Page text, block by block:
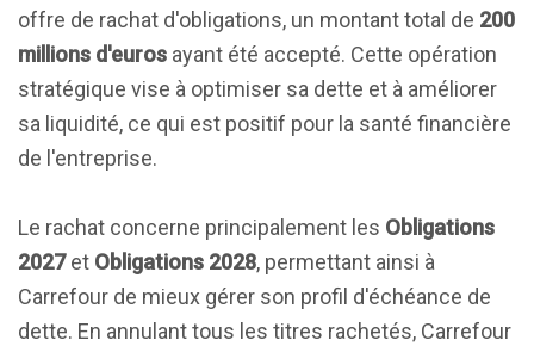
offre de rachat d'obligations, un montant total de 200
millions d'euros ayant été accepté. Cette opération
stratégique vise à optimiser sa dette et à améliorer
sa liquidité, ce qui est positif pour la santé financière
de l'entreprise.
Le rachat concerne principalement les Obligations
2027et Obligations 2028, permettant ainsi à
Carrefour de mieux gérer son profil d'échéance de
dette. En annulant tous les titres rachetés, Carrefour